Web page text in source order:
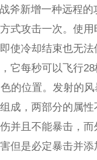
斧新增一种远程的
式攻击一次。使
使冷却结束也无
它每秒可以飞行
的位置。发射的
成，两部分的属
并且不能暴击，
但是必定暴击并添